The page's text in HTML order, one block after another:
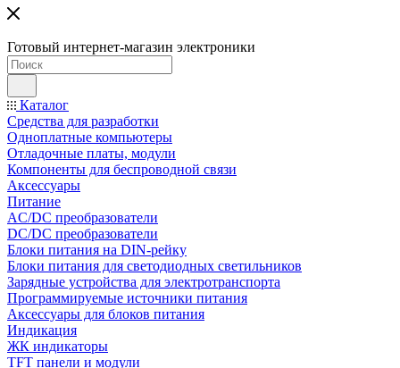
Готовый интернет-магазин электроники
Каталог
Средства для разработки
Одноплатные компьютеры
Отладочные платы, модули
Компоненты для беспроводной связи
Аксессуары
Питание
AC/DC преобразователи
DC/DC преобразователи
Блоки питания на DIN-рейку
Блоки питания для светодиодных светильников
Зарядные устройства для электротранспорта
Программируемые источники питания
Аксессуары для блоков питания
Индикация
ЖК индикаторы
TFT панели и модули